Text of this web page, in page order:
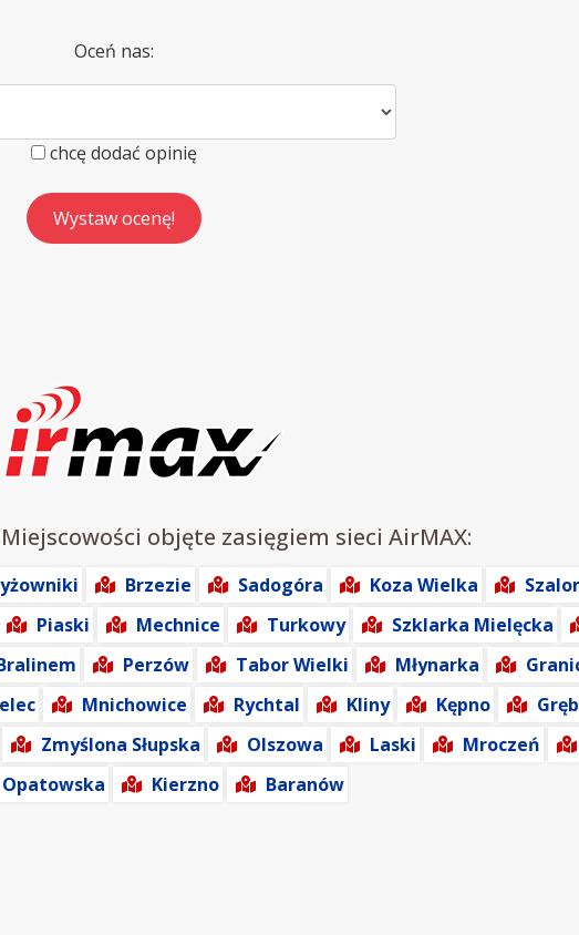
Oceń nas:
chcę dodać opinię
objęte zasięgiem sieci AirMAX:
Brzezie Sadogóra Koza Wielka
Piaski Mechnice Turkowy Szklarka Mielęcka
Perzów Tabor Wielki Młynarka
Mnichowice Rychtal Kliny Kępno
Zmyślona Słupska Olszowa Laski Mroczeń
Kierzno Baranów